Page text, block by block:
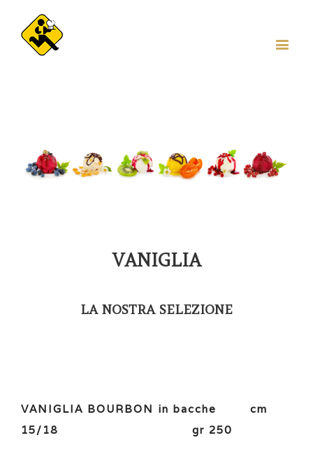
VANIGLIA
LA NOSTRA SELEZIONE
VANIGLIA BOURBON in bacche cm
15/18 gr 250